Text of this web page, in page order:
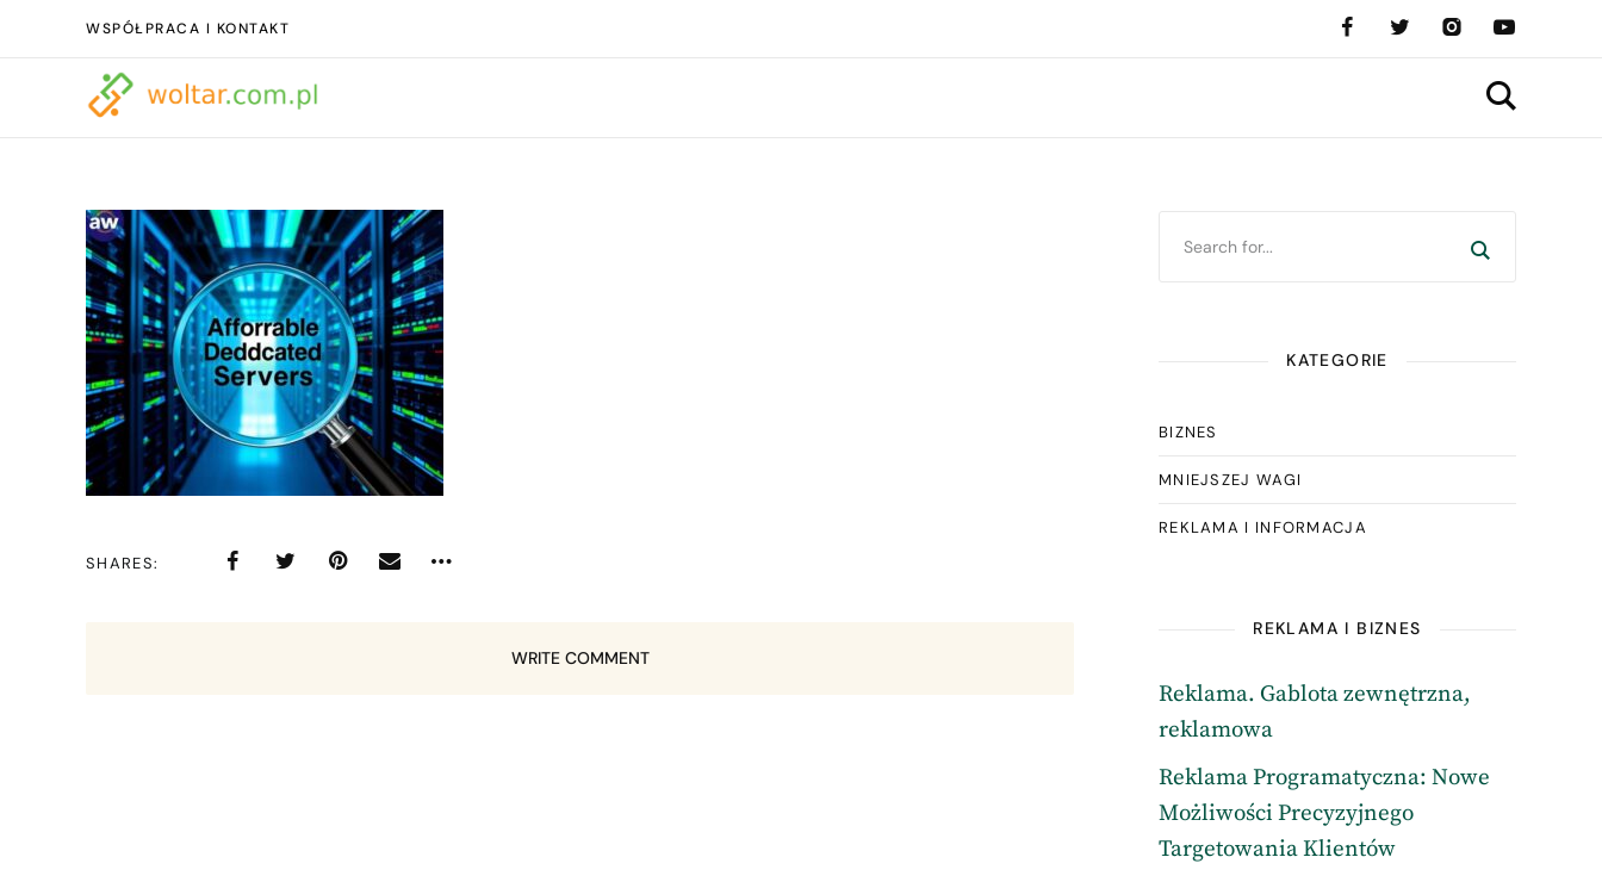
WSPÓŁPRACA I KONTAKT
SHARES
WRITE COMMENT
KATEGORIE
BIZNES
MNIEJSZEJ WAGI
REKLAMA I INFORMACJA
REKLAMA I BIZNES
Reklama. Gablota zewnętrzna,
reklamowa
Reklama Programatyczna: Nowe
Możliwości Precyzyjnego
Targetowania Klientów